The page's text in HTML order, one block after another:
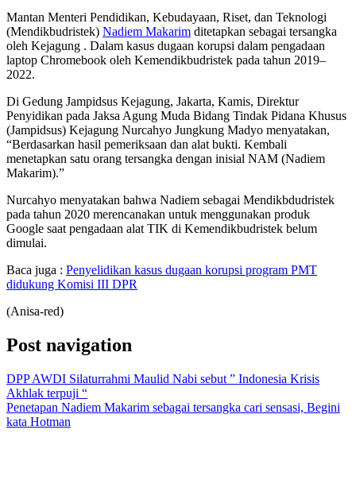
Mantan Menteri Pendidikan, Kebudayaan, Riset, dan Teknologi
(Mendikbudristek) Nadiem Makarim ditetapkan sebagai tersangka
oleh Kejagung . Dalam kasus dugaan korupsi dalam pengadaan
laptop Chromebook oleh Kemendikbudristek pada tahun 2019–
2022.
Di Gedung Jampidsus Kejagung, Jakarta, Kamis, Direktur
Penyidikan pada Jaksa Agung Muda Bidang Tindak Pidana Khusus
(Jampidsus) Kejagung Nurcahyo Jungkung Madyo menyatakan,
“Berdasarkan hasil pemeriksaan dan alat bukti. Kembali
menetapkan satu orang tersangka dengan inisial NAM (Nadiem
Makarim).”
Nurcahyo menyatakan bahwa Nadiem sebagai Mendikbdudristek
pada tahun 2020 merencanakan untuk menggunakan produk
Google saat pengadaan alat TIK di Kemendikbudristek belum
dimulai.
Baca juga : Penyelidikan kasus dugaan korupsi program PMT
didukung Komisi III DPR
(Anisa-red)
Post navigation
DPP AWDI Silaturrahmi Maulid Nabi sebut ” Indonesia Krisis
Akhlak terpuji “
Penetapan Nadiem Makarim sebagai tersangka cari sensasi, Begini
kata Hotman